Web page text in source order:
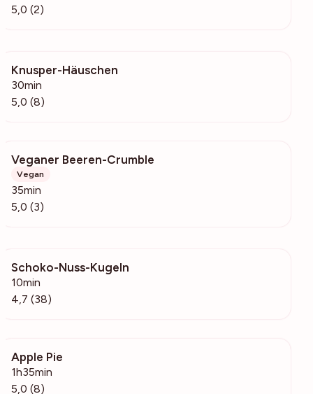
5,0 (2)
Knusper-Häuschen
30min
5,0 (8)
Veganer Beeren-Crumble
Vegan
35min
5,0 (3)
Schoko-Nuss-Kugeln
10min
4,7 (38)
Apple Pie
1h35min
5,0 (8)